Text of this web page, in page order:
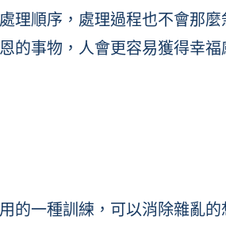
理順序，處理過程也不會那
的事物，人會更容易獲得幸福
的一種訓練，可以消除雜亂